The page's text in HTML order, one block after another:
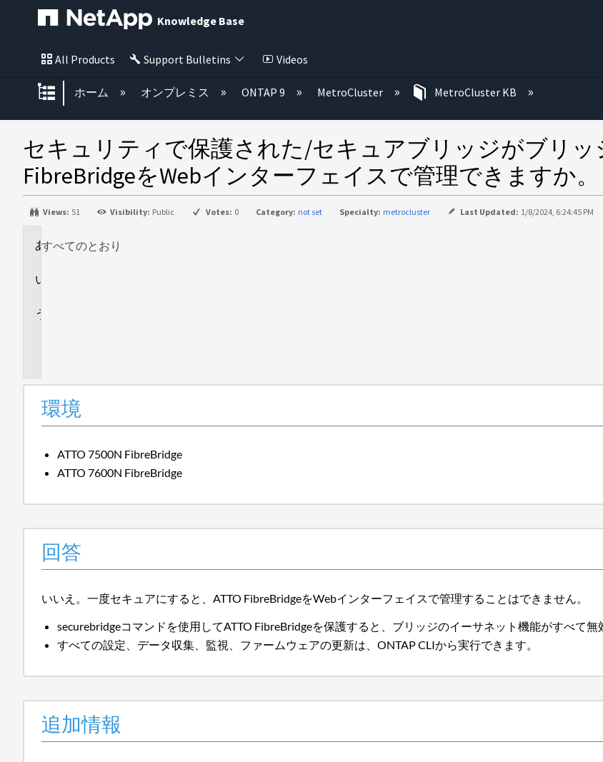
Knowledge Base
All Products Support Bulletins Videos
グローバル階層を展開/折りたたむ
ホーム オンプレミス ONTAP 9 MetroCluster MetroCluster KB
セキュリティで保護された/セキュアブリッジがブリッ
FibreBridgeをWebインターフェイスで管理できますか。
Views: 51 Visibility: Public Votes: 0 Category: not set Specialty: metrocluster Last Updated: 1/8/2024, 6:24:45 PM
環
すべてのとおり
環境
ATTO 7500N FibreBridge
ATTO 7600N FibreBridge
回答
いいえ。一度セキュアにすると、ATTO FibreBridgeをWebインターフェイスで管理することはできません。
securebridgeコマンドを使用してATTO FibreBridgeを保護すると、ブリッジのイーサネット機能がすべて無
すべての設定、データ収集、監視、ファームウェアの更新は、ONTAP CLIから実行できます。
追加情報